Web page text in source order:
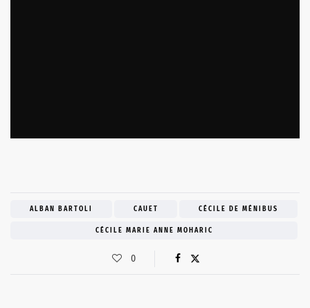
ALBAN BARTOLI CAUET CÉCILE DE MÉNIBUS
CÉCILE MARIE ANNE MOHARIC
0